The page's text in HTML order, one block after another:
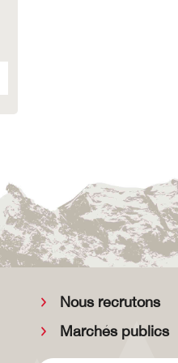
Nous recrutons
Marchés publics